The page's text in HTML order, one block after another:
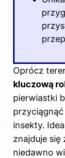
Oprócz
kluczową
pierwiastki
insekty.
znajduje się
niedawno